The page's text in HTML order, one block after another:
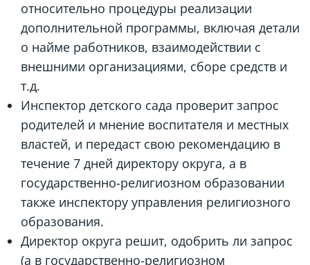
относительно процедуры реализации
дополнительной программы, включая детали
о найме работников, взаимодействии с
внешними организациями, сборе средств и
т.д.
Инспектор детского сада проверит запрос
родителей и мнение воспитателя и местных
властей, и передаст свою рекомендацию в
течение 7 дней директору округа, а в
государственно-религиозном образовании
также инспектору управления религиозного
образования.
Директор округа решит, одобрить ли запрос
(а в государственно-религиозном